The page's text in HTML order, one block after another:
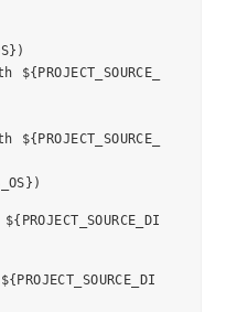
})
${ PROJECT_SOURCE_
${ PROJECT_SOURCE_
})
{ PROJECT_SOURCE_DI
${ PROJECT_SOURCE_DI